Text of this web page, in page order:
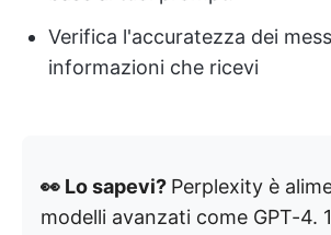
Verifica l'accuratezza dei
informazioni che ricevi
👀 Lo sapevi? Perplexity è
modelli avanzati come GPT-4.